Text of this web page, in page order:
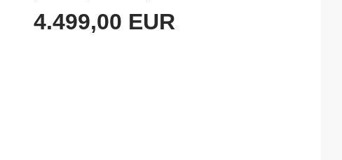
4.499,00 EUR